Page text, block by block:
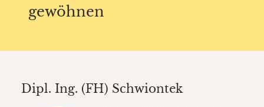
gewöhnen
Dipl. Ing. (FH) Schwiontek